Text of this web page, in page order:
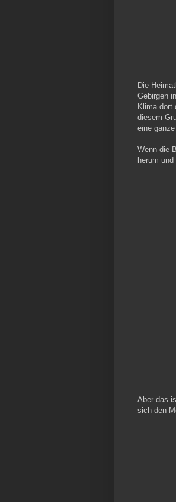
Die
Gebirgen
Klima dort
diesem
eine
Wenn die
herum
Aber das
sich den